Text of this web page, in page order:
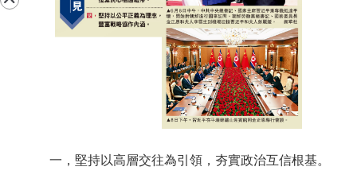
一，堅持以高層交往為引領，夯實政治互信根基。